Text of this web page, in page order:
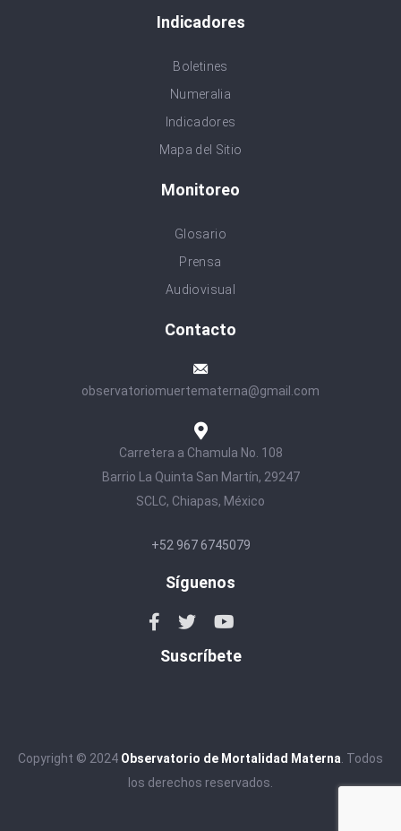
Indicadores
Boletines
Numeralia
Indicadores
Mapa del Sitio
Monitoreo
Glosario
Prensa
Audiovisual
Contacto
observatoriomuertematerna@gmail.com
Carretera a Chamula No. 108
Barrio La Quinta San Martín, 29247
SCLC, Chiapas, México
+52 967 6745079
Síguenos
Suscríbete
Copyright © 2024 Observatorio de Mortalidad Materna . Todos
los derechos reservados.